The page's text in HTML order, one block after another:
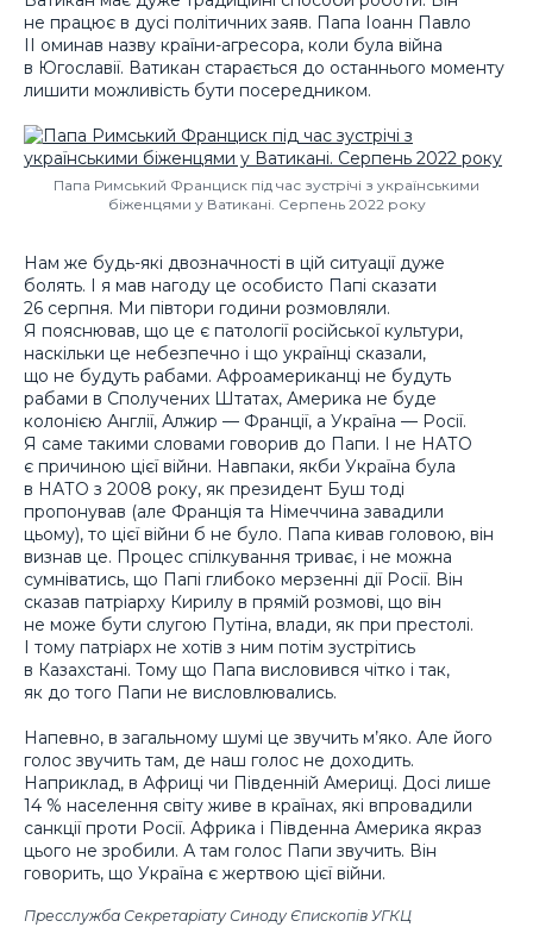
не працює в дусі політичних заяв. Папа Іоанн Павло
ІІ оминав назву країни-агресора, коли була війна
в Югославії. Ватикан старається до останнього моменту
лишити можливість бути посередником.
Папа Римський Франциск під час зустрічі з українськими
біженцями у Ватикані. Серпень 2022 року
Нам же будь-які двозначності в цій ситуації дуже
болять. І я мав нагоду це особисто Папі сказати
26 серпня. Ми півтори години розмовляли.
Я пояснював, що це є патології російської культури,
наскільки це небезпечно і що українці сказали,
що не будуть рабами. Афроамериканці не будуть
рабами в Сполучених Штатах, Америка не буде
колонією Англії, Алжир — Франції, а Україна — Росії.
Я саме такими словами говорив до Папи. І не НАТО
є причиною цієї війни. Навпаки, якби Україна була
в НАТО з 2008 року, як президент Буш тоді
пропонував (але Франція та Німеччина завадили
цьому), то цієї війни б не було. Папа кивав головою, він
визнав це. Процес спілкування триває, і не можна
сумніватись, що Папі глибоко мерзенні дії Росії. Він
сказав патріарху Кирилу в прямій розмові, що він
не може бути слугою Путіна, влади, як при престолі.
І тому патріарх не хотів з ним потім зустрітись
в Казахстані. Тому що Папа висловився чітко і так,
як до того Папи не висловлювались.
Напевно, в загальному шумі це звучить м’яко. Але його
голос звучить там, де наш голос не доходить.
Наприклад, в Африці чи Південній Америці. Досі лише
14 % населення світу живе в країнах, які впровадили
санкції проти Росії. Африка і Південна Америка якраз
цього не зробили. А там голос Папи звучить. Він
говорить, що Україна є жертвою цієї війни.
Пресслужба Секретаріату Синоду Єпископів УГКЦ